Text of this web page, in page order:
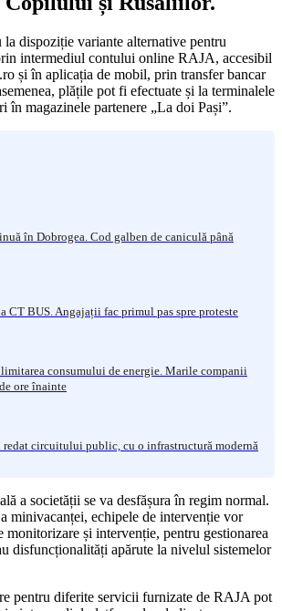
dispoziție variante alternative pentru
intermediul contului online RAJA, accesibil
și în aplicația de mobil, prin transfer bancar
plățile pot fi efectuate și la terminalele
în magazinele partenere „La doi Pași”.
în Dobrogea. Cod galben de caniculă până
CT BUS. Angajații fac primul pas spre proteste
consumului de energie. Marile companii
ore înainte
redat circuitului public, cu o infrastructură modernă
a societății se va desfășura în regim normal.
minivacanței, echipele de intervenție vor
monitorizare și intervenție, pentru gestionarea
disfuncționalități apărute la nivelul sistemelor
pentru diferite servicii furnizate de RAJA pot